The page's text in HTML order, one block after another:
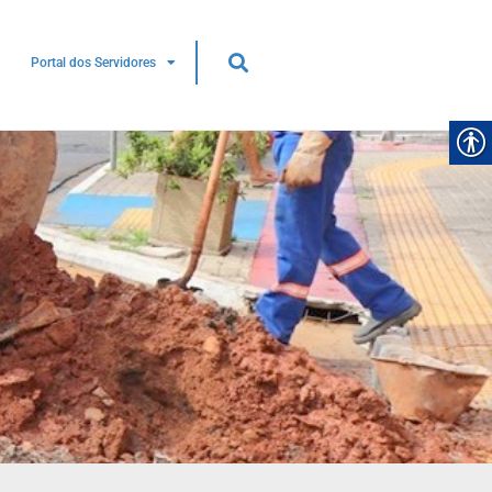
Portal dos Servidores